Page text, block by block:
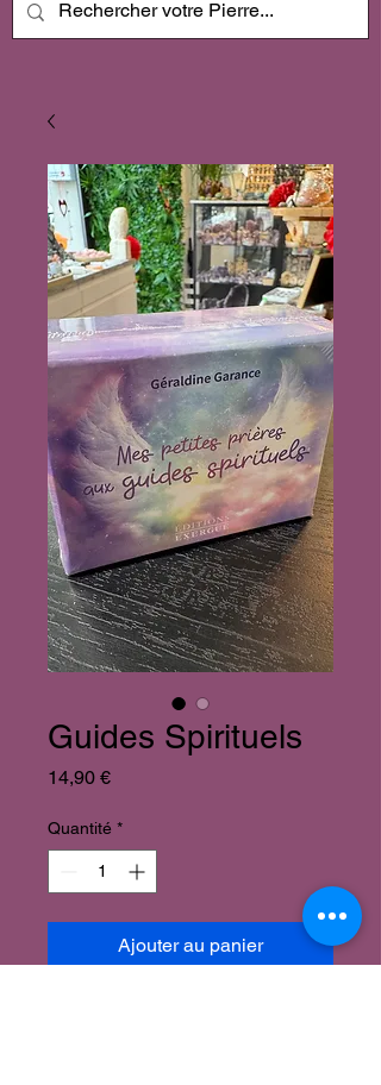
Guides Spirituels
14,90 €Prix
Quantité *
Ajouter au panier